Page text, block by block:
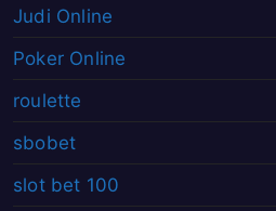
Judi Online
Poker Online
roulette
sbobet
slot bet 100